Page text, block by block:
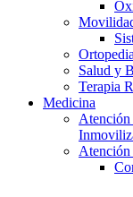
Salud y
Terapia
Medicina
Atención
Atención